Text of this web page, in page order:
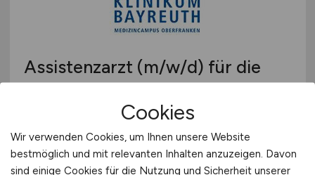
Assistenzarzt (m/w/d) für die
Zentrale Notaufnahme
Klinikum Bayreuth GmbH
vor 5 Tagen
Bayreuth
Cookies
Wir verwenden Cookies, um Ihnen unsere Website
bestmöglich und mit relevanten Inhalten anzuzeigen. Davon
sind einige Cookies für die Nutzung und Sicherheit unserer